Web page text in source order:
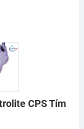
CPS Tím